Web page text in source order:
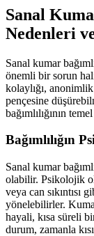
Sanal
Nedenleri
Sanal kumar
önemli bir sorun
kolaylığı,
pençesine
bağımlılığının
Bağımlılığın
Sanal kumar
olabilir. Psikolojik
veya can sıkıntısı
yönelebilirler.
hayali, kısa süreli
durum, zamanla